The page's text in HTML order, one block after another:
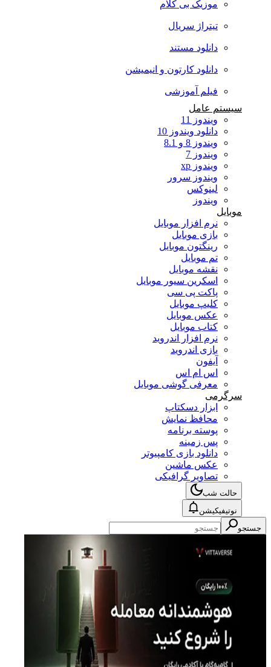
موزیک بی کلام
تیتراژ سریال
دانلود مستند
دانلود کارتون و انیمیشن
فیلم آموزشی
سیستم عامل
ویندوز 11
دانلود ویندوز 10
ویندوز 8 و 8.1
ویندوز 7
ویندوز xp
ویندوز سرور
لینوکس
ویندوز
موبایل
نرم افزار موبایل
بازی موبایل
رینگتون موبایل
تم موبایل
نقشه موبایل
اسکرین سیور موبایل
پاکت پی سی
کلیپ موبایل
عکس موبایل
کتاب موبایل
نرم افزار اندروید
بازی اندروید
آیفون
اس ام اس
معرفی گوشی موبایل
سرگرمی
ابزار دسکتاپ
محافظ نمایش
پوسته برنامه
پس زمینه
دانلود بازی کامپیوتر
عکس ماشین
تصاویر گرافیکی
حالت شب
نوتیفیکیشن
جستجو